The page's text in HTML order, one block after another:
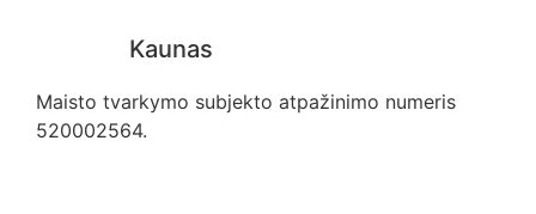
Kaunas
Maisto tvarkymo subjekto atpažinimo numeris
520002564.